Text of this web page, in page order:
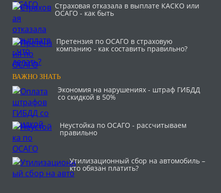
Страховая отказала в выплате КАСКО или
ОСАГО - как быть
Претензия по ОСАГО в страховую
компанию - как составить правильно?
ВАЖНО ЗНАТЬ
Экономия на нарушениях - штраф ГИБДД
со скидкой в 50%
Неустойка по ОСАГО - рассчитываем
правильно
Утилизационный сбор на автомобиль –
кто обязан платить?